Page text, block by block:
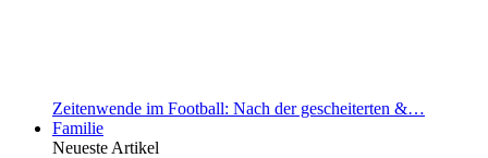
Zeitenwende im Football: Nach der gescheiterten &…
Familie
Neueste Artikel